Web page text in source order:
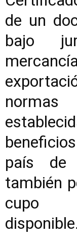
de un
bajo
país de
también
cupo